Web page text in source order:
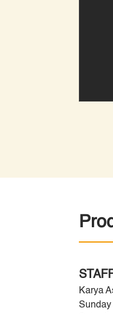
Karya
Sunday